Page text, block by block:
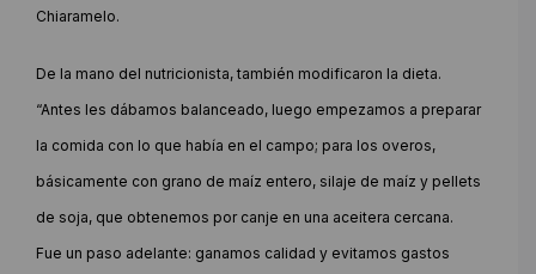
Chiaramelo.
De la mano del nutricionista, también modificaron la dieta.
“Antes les dábamos balanceado, luego empezamos a preparar
la comida con lo que había en el campo; para los overos,
básicamente con grano de maíz entero, silaje de maíz y pellets
de soja, que obtenemos por canje en una aceitera cercana.
Fue un paso adelante: ganamos calidad y evitamos gastos